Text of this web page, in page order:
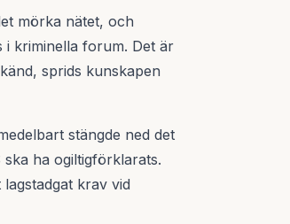
mörka nätet, och
i kriminella forum. Det är
sprids kunskapen
stängde ned det
ha ogiltigförklarats.
krav vid